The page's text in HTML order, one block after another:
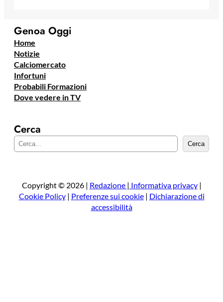
Genoa Oggi
Home
Notizie
Calciomercato
Infortuni
Probabili Formazioni
Dove vedere in TV
Cerca
e
a
Cerca
Copyright © 2026 | Redazione | Informativa privacy|
Cookie Policy| Preferenze sui cookie| Dichiarazione di
accessibilità